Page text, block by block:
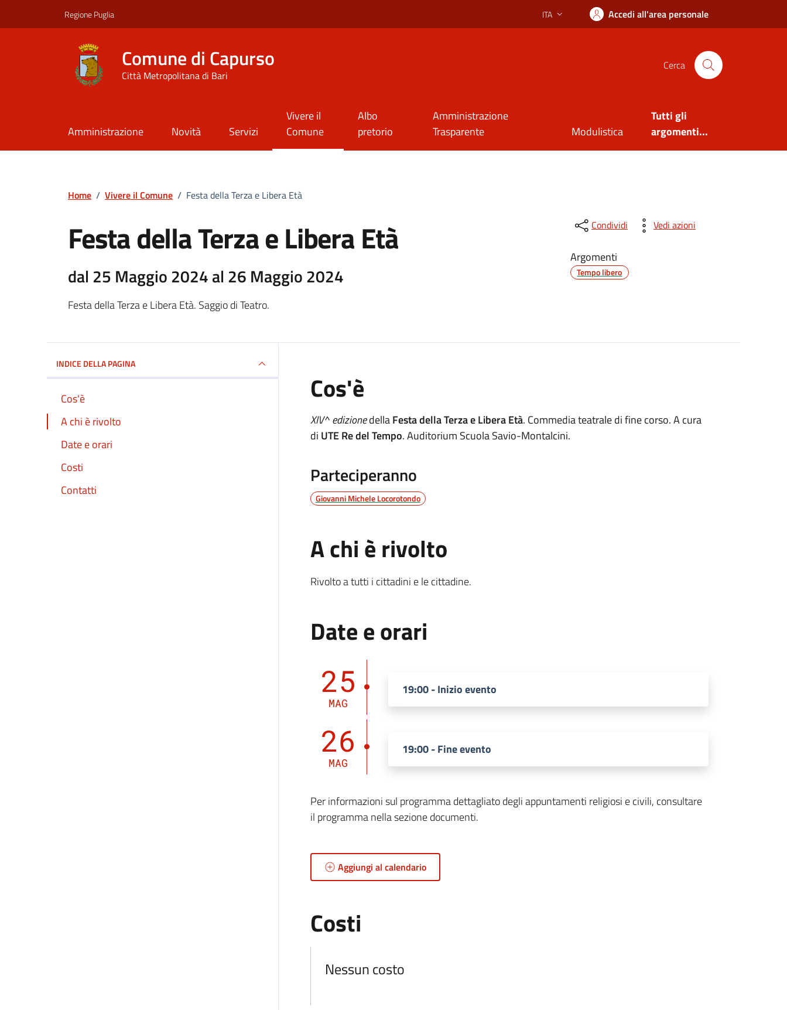
Regione Puglia Lingua attiva:
ITA Accedi all'area personale
Comune di Capurso
Città Metropolitana di Bari
Cerca
Amministrazione Novità Servizi
Vivere il
Comune
Albo
pretorio
Amministrazione
Trasparente
Modulistica
Tutti gli
argomenti...
Home / Vivere il Comune / Festa della Terza e Libera Età
Festa della Terza e Libera Età
dal 25 Maggio 2024 al 26 Maggio 2024
Festa della Terza e Libera Età. Saggio di Teatro.
Condividi Vedi azioni
Argomenti
Tempo libero
INDICE DELLA PAGINA
Cos'è
A chi è rivolto
Date e orari
Costi
Contatti
Cos'è
XIV^ edizionedellaFesta della Terza e Libera Età. Commedia teatrale di fine corso. A cura
di UTE Re del Tempo. Auditorium Scuola Savio-Montalcini.
Parteciperanno
Giovanni Michele Locorotondo
A chi è rivolto
Rivolto a tutti i cittadini e le cittadine.
Date e orari
25
MAG
19:00 - Inizio evento
26
MAG
19:00 - Fine evento
Per informazioni sul programma dettagliato degli appuntamenti religiosi e civili, consultare
il programma nella sezione documenti.
Aggiungi al calendario
Costi
Nessun costo